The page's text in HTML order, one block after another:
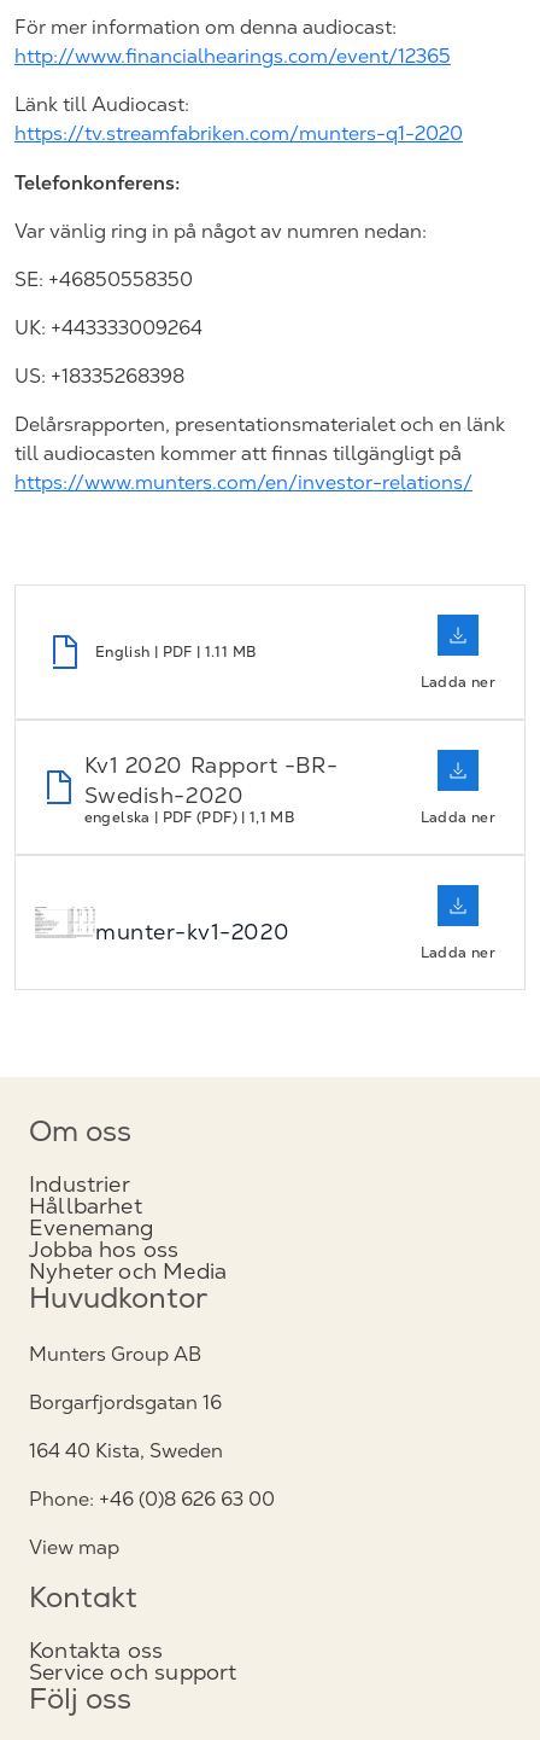
För mer information om denna audiocast:
http://www.financialhearings.com/event/12365
Länk till Audiocast:
https://tv.streamfabriken.com/munters-q1-2020
Telefonkonferens:
Var vänlig ring in på något av numren nedan:
SE: +46850558350
UK: +443333009264
US: +18335268398
Delårsrapporten, presentationsmaterialet och en länk
till audiocasten kommer att finnas tillgängligt på
https://www.munters.com/en/investor-relations/
English | PDF | 1.11 MB
Ladda ner
Kv1 2020 Rapport -BR-
Swedish-2020
engelska | PDF (PDF) | 1,1 MB Ladda ner
munter-kv1-2020
Ladda ner
Om oss
Industrier
Hållbarhet
Evenemang
Jobba hos oss
Nyheter och Media
Huvudkontor
Munters Group AB
Borgarfjordsgatan 16
164 40 Kista, Sweden
Phone: +46 (0)8 626 63 00
View map
Kontakt
Kontakta oss
Service och support
Följ oss